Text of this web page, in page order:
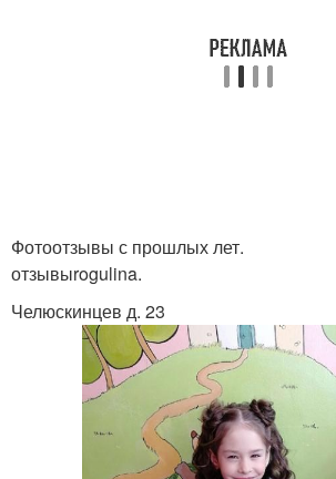
Фотоотзывы с прошлых лет.
отзывыrogulina.
Челюскинцев д. 23